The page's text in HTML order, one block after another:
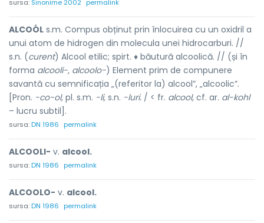
sursa: Sinonime 2002 permalink
ALCOÓL s.m. Compus obținut prin înlocuirea cu un oxidril a
unui atom de hidrogen din molecula unei hidrocarburi. //
s.n. (curent) Alcool etilic; spirt. ♦ băutură alcoolică. // (și în
forma alcooli-, alcoolo-) Element prim de compunere
savantă cu semnificația „(referitor la) alcool”, „alcoolic”.
[Pron. -co-ol, pl. s.m. -li, s.n. -luri. / < fr. alcool, cf. ar. al-kohl
– lucru subtil].
sursa:DN 1986 permalink
ALCOOLI- v. alcool.
sursa:DN 1986 permalink
ALCOOLO- v. alcool.
sursa:DN 1986 permalink